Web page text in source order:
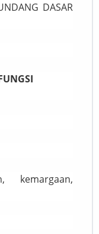
DASAR
kemargaan,